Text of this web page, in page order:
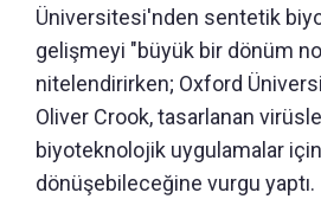
Üniversitesi'nden sentetik
gelişmeyi "büyük bir dönüm
nitelendirirken; Oxford
Oliver Crook, tasarlanan
biyoteknolojik uygulamalar için
dönüşebileceğine vurgu yaptı.